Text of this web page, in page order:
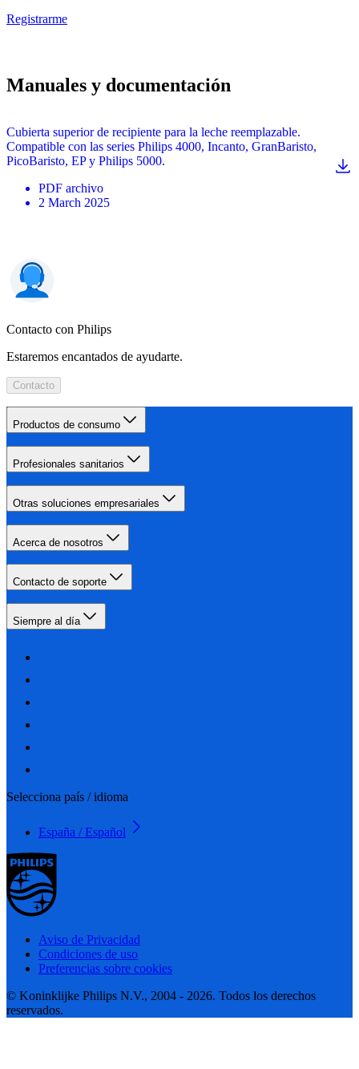
Registrarme
Manuales y documentación
Cubierta superior de recipiente para la leche reemplazable.
Compatible con las series Philips 4000, Incanto, GranBaristo,
PicoBaristo, EP y Philips 5000.
PDF archivo
2 March 2025
Contacto con Philips
Estaremos encantados de ayudarte.
Contacto
Productos de consumo
Profesionales sanitarios
Otras soluciones empresariales
Acerca de nosotros
Contacto de soporte
Siempre al día
Selecciona país / idioma
España / Español
Aviso de Privacidad
Condiciones de uso
Preferencias sobre cookies
© Koninklijke Philips N.V., 2004 - 2026. Todos los derechos
reservados.